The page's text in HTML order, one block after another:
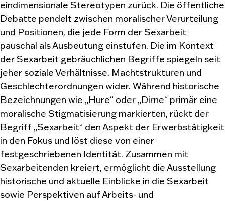
eindimensionale Stereotypen zurück. Die öffentliche
Debatte pendelt zwischen moralischer Verurteilung
und Positionen, die jede Form der Sexarbeit
pauschal als Ausbeutung einstufen. Die im Kontext
der Sexarbeit gebräuchlichen Begriffe spiegeln seit
jeher soziale Verhältnisse, Machtstrukturen und
Geschlechterordnungen wider. Während historische
Bezeichnungen wie „Hure“ oder „Dirne“ primär eine
moralische Stigmatisierung markierten, rückt der
Begriff „Sexarbeit“ den Aspekt der Erwerbstätigkeit
in den Fokus und löst diese von einer
festgeschriebenen Identität. Zusammen mit
Sexarbeitenden kreiert, ermöglicht die Ausstellung
historische und aktuelle Einblicke in die Sexarbeit
sowie Perspektiven auf Arbeits- und